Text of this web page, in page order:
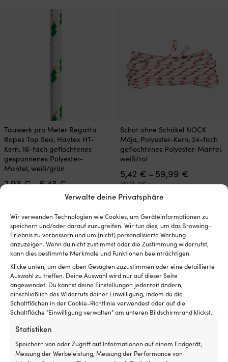
Verwalte deine Privatsphäre
Wir verwenden Technologien wie Cookies, um Geräteinformationen zu
speichern und/oder darauf zuzugreifen. Wir tun dies, um das Browsing-
Erlebnis zu verbessern und um (nicht) personalisierte Werbung
anzuzeigen. Wenn du nicht zustimmst oder die Zustimmung widerrufst,
kann dies bestimmte Merkmale und Funktionen beeinträchtigen.
Klicke unten, um dem oben Gesagten zuzustimmen oder eine detaillierte
Auswahl zu treffen. Deine Auswahl wird nur auf dieser Seite
angewendet. Du kannst deine Einstellungen jederzeit ändern,
einschließlich des Widerrufs deiner Einwilligung, indem du die
Schaltflächen in der Cookie-Richtlinie verwendest oder auf die
Schaltfläche "Einwilligung verwalten" am unteren Bildschirmrand klickst.
Statistiken
Speichern von oder Zugriff auf Informationen auf einem Endgerät,
Messung der Werbeleistung, Messung der Performance von
werden
Dieses
Produkt
weist
mehrere
Varianten
auf.
Die
Optionen
auf
der
Produktseite
gewählt
werden
Tauwerk pro Meter Regatta
Ropes Top Sea, Haytex HT-
Kern, 16-fach geflochtenes
gesponnenes Polyester-
Mantel, weiß/grün
2,93€–6,43€Preisspanne:
2,93 €
bis
Dieses
Produkt
weist
mehrere
Varianten
auf.
Die
Optionen
können
auf
der
Produktseite
gewählt
werden
Schot ohne Schäkel NOCK
Möja, Polyester-Kern, 24-fach
geflochtenes Polyester-Mantel,
weiß/rot
5,42 € – 59,99 €
5,42 €
MwSt. inkl.
Dieses
Produkt
weist
mehrere
Schot ohne Schäkel Robline
fach geflochtenes Polyester-
Mantel, blau/silber
weist
mehrere
fach geflochtenes Polyester-
Mantel, rot/silber